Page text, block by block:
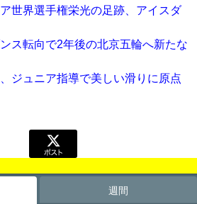
世界選手権栄光の足跡、アイスダ
ス転向で2年後の北京五輪へ新たな
ジュニア指導で美しい滑りに原点
週間